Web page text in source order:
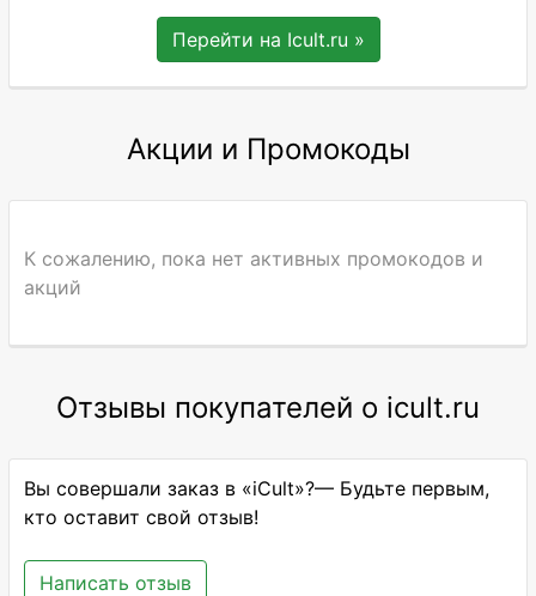
Перейти на Icult.ru »
Акции и Промокоды
К сожалению, пока нет активных промокодов и
акций
Отзывы покупателей о icult.ru
Вы совершали заказ в «iCult»?— Будьте первым,
кто оставит свой отзыв!
Написать отзыв